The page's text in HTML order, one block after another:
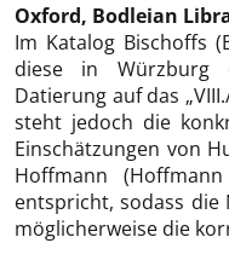
Oxford, Bodleian
Im Katalog Bischoffs
diese in Würzburg
Datierung auf das
steht jedoch die
Einschätzungen von
Hoffmann
entspricht, sodass die
möglicherweise die